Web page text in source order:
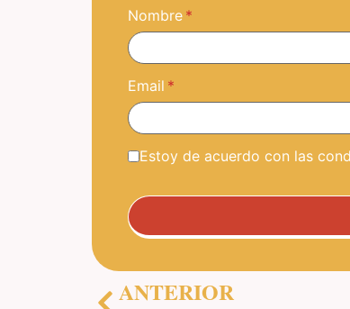
Nombre
Email
Estoy de acuerdo con las
ANTERIOR